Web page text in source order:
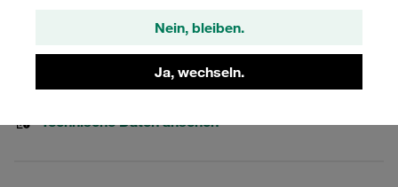
Nein, bleiben.
Ja, wechseln.
STAUFF Materialnr. 1130004918
Technische Daten ansehen